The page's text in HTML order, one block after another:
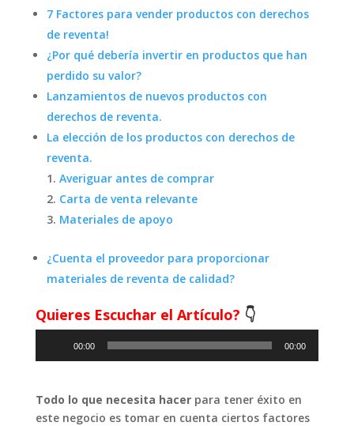
7 Factores para vender productos con derechos
de reventa!
¿Por qué debería invertir en productos que han
perdido su valor?
Lanzamientos de nuevos productos con
derechos de reventa.
La elección de los productos con derechos de
reventa.
Averiguar antes de comprar
Carta de venta relevante
Materiales de apoyo
¿Cuenta el proveedor para proporcionar
materiales de reventa de calidad?
Quieres Escuchar el Artículo? 👇
00:00 00:00
Todo lo que necesita hacerpara tener éxito en
este negocio es tomar en cuenta ciertos factores